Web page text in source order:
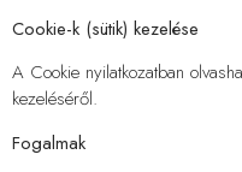
Cookie-k (sütik) kezelése
A Cookie nyilatkozatban
kezeléséről.
Fogalmak